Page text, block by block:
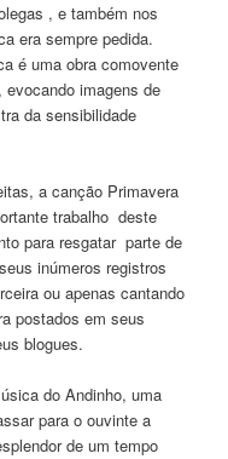
, e também nos
era sempre pedida.
é uma obra comovente
imagens de
da sensibilidade
a canção Primavera
trabalho deste
para resgatar parte de
inúmeros registros
ou apenas cantando
postados em seus
blogues.
do Andinho, uma
para o ouvinte a
de um tempo